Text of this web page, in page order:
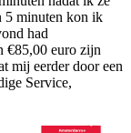
5 minuten kon ik
had
€85,00 euro zijn
mij eerder door een
Service,